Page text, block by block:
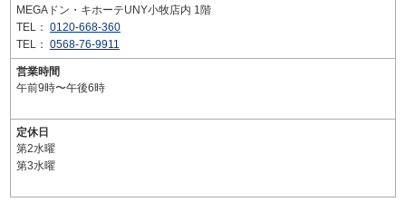
MEGAドン・キホーテUNY小牧店内 1階
TEL： 0120-668-360
TEL： 0568-76-9911
営業時間
午前9時〜午後6時
定休日
第2水曜
第3水曜